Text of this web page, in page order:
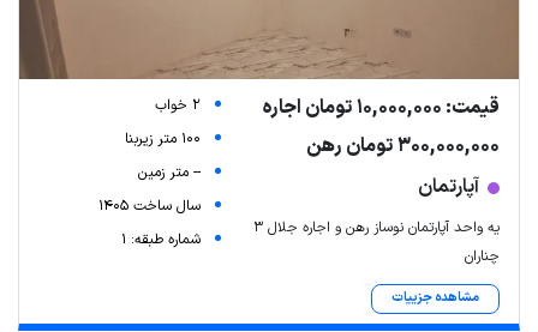
قیمت: 10,000,000 تومان اجاره
300,000,000 تومان رهن
آپارتمان
یه واحد آپارتمان نوساز رهن و اجاره جلال ۳
چناران
مشاهده جزییات
2 خواب
100 متر زیربنا
-- متر زمین
سال ساخت 1405
شماره طبقه: 1